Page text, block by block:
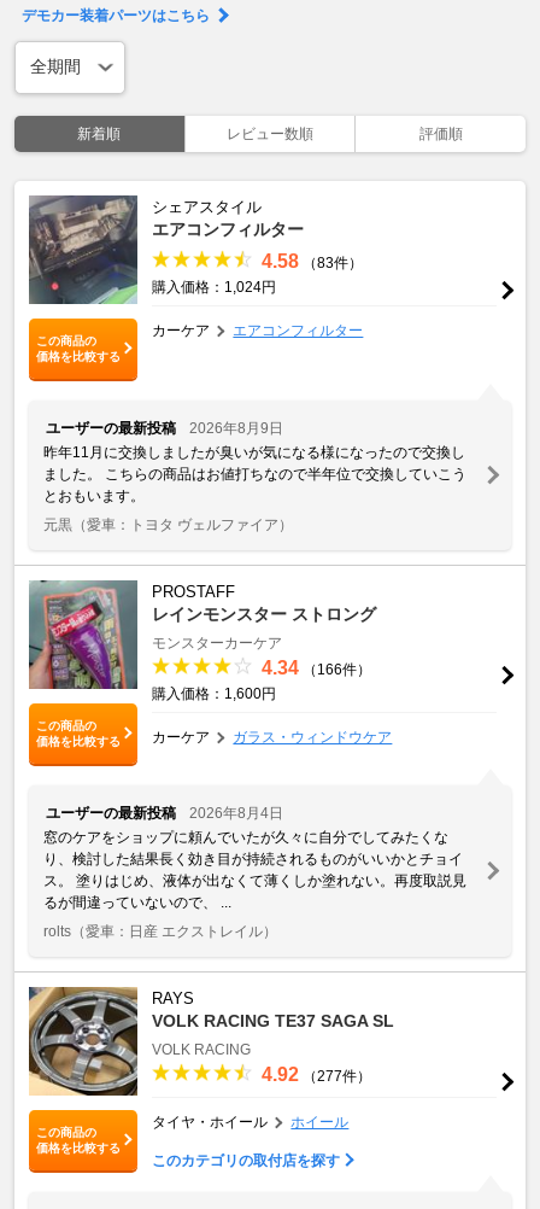
デモカー装着パーツはこちら
新着順 レビュー数順 評価順
この商品の
価格を比較する
シェアスタイル
エアコンフィルター
4.58
（83件）
購入価格：1,024円
カーケア エアコンフィルター
ユーザーの最新投稿
2026年8月9日
昨年11月に交換しましたが臭いが気になる様になったので交換し
ました。 こちらの商品はお値打ちなので半年位で交換していこう
とおもいます。
元黒 （愛車：トヨタ ヴェルファイア）
この商品の
価格を比較する
PROSTAFF
レインモンスター ストロング
モンスターカーケア
4.34
（166件）
購入価格：1,600円
カーケア ガラス・ウィンドウケア
ユーザーの最新投稿
2026年8月4日
窓のケアをショップに頼んでいたが久々に自分でしてみたくな
り、検討した結果長く効き目が持続されるものがいいかとチョイ
ス。 塗りはじめ、液体が出なくて薄くしか塗れない。再度取説見
るが間違っていないので、 ...
rolts （愛車：日産 エクストレイル）
この商品の
価格を比較する
RAYS
VOLK RACING TE37 SAGA SL
VOLK RACING
4.92 （277件）
タイヤ・ホイール ホイール
このカテゴリの取付店を探す